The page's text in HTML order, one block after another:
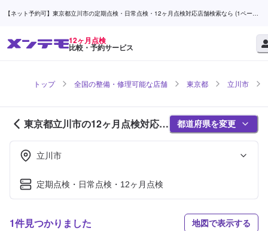
【ネット予約可】東京都立川市の定期点検・日常点検・12ヶ月点検対応店舗検索なら (1ページ
12ヶ月点検
比較・予約サービス
トップ 全国の整備・修理可能な店舗 東京都 立川市
東京都立川市の12ヶ月点検対応店
舗紹介 (1ページ目)
都道府県を変更
立川市
定期点検・日常点検・12ヶ月点検
1件見つかりました 地図で表示する